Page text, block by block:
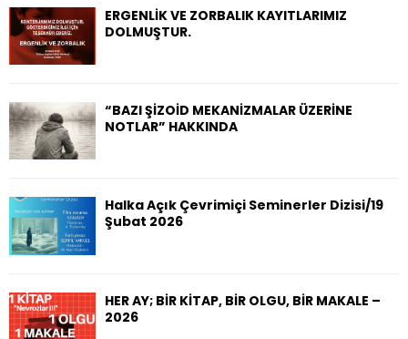
ERGENLİK VE ZORBALIK KAYITLARIMIZ
DOLMUŞTUR.
“BAZI ŞİZOİD MEKANİZMALAR ÜZERİNE
NOTLAR” HAKKINDA
Halka Açık Çevrimiçi Seminerler Dizisi/19
Şubat 2026
HER AY; BİR KİTAP, BİR OLGU, BİR MAKALE –
2026